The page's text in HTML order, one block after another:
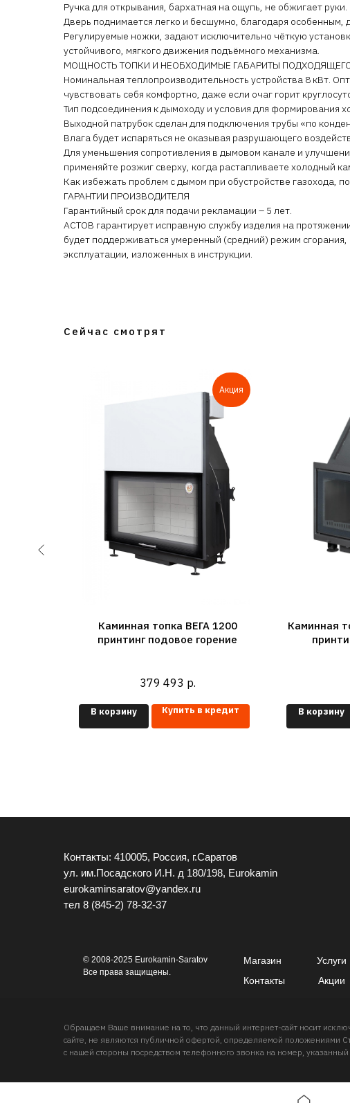
Ручка для открывания, бархатная на ощупь, не обжигает руки.
Дверь поднимается легко и бесшумно, благодаря особенным,
Регулируемые ножки, задают исключительно чёткую
устойчивого, мягкого движения подъёмного механизма.
МОЩНОСТЬ ТОПКИ И НЕОБХОДИМЫЕ ГАБАРИТЫ
Номинальная теплопроизводительность устройства 8 кВт.
чувствовать себя комфортно, даже если очаг горит
Тип подсоединения к дымоходу и условия для формирования
Выходной патрубок сделан для подключения трубы «по
Влага будет испаряться не оказывая разрушающего
Для уменьшения сопротивления в дымовом канале и
применяйте розжиг сверху, когда растапливаете холодный
Как избежать проблем с дымом при обустройстве газохода,
ГАРАНТИИ ПРОИЗВОДИТЕЛЯ
Гарантийный срок для подачи рекламации – 5 лет.
АСТОВ гарантирует исправную службу изделия на
будет поддерживаться умеренный (средний) режим
эксплуатации, изложенных в инструкции.
Сейчас смотрят
Акция
Каминная топка ВЕГА 1200
принтинг подовое горение
379 493 р.
В корзину Купить в кредит
Каминная
В корзину
Контакты: 410005, Россия, г.Саратов
ул. им.Посадского И.Н. д 180/198, Eurokamin
eurokaminsaratov@yandex.ru
тел 8 (845-2) 78-32-37
Магазин
© 2008-2025 Eurokamin-Saratov
Все права защищены.
Услуги
Акции
Контакты
Обращаем Ваше внимание на то, что данный интернет-сайт носит
сайте, не являются публичной офертой, определяемой положениями
с нашей стороны посредством телефонного звонка на номер,